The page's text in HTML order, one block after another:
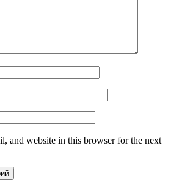
and website in this browser for the next